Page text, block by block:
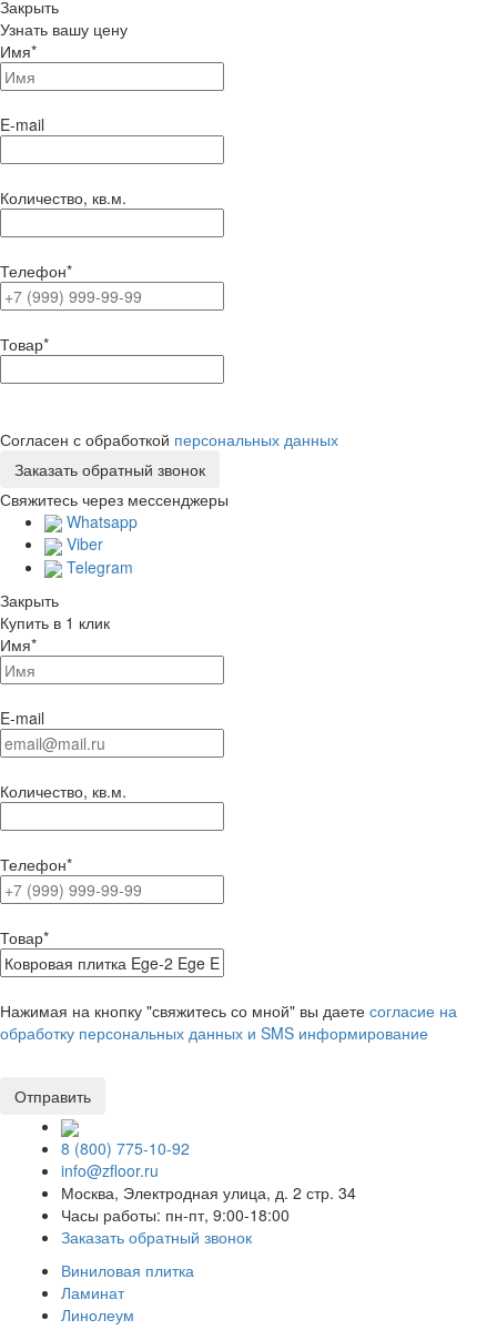
Закрыть
Узнать вашу цену
Имя*
E-mail
Количество, кв.м.
Телефон*
Товар*
Согласен с обработкой персональных данных
Свяжитесь через мессенджеры
Whatsapp
Viber
Telegram
Закрыть
Купить в 1 клик
Имя*
E-mail
Количество, кв.м.
Телефон*
Товар*
Нажимая на кнопку "свяжитесь со мной" вы даете согласие на
обработку персональных данных и SMS информирование
8 (800) 775-10-92
info@zfloor.ru
Москва, Электродная улица, д. 2 стр. 34
Часы работы: пн-пт, 9:00-18:00
Заказать обратный звонок
Виниловая плитка
Ламинат
Линолеум